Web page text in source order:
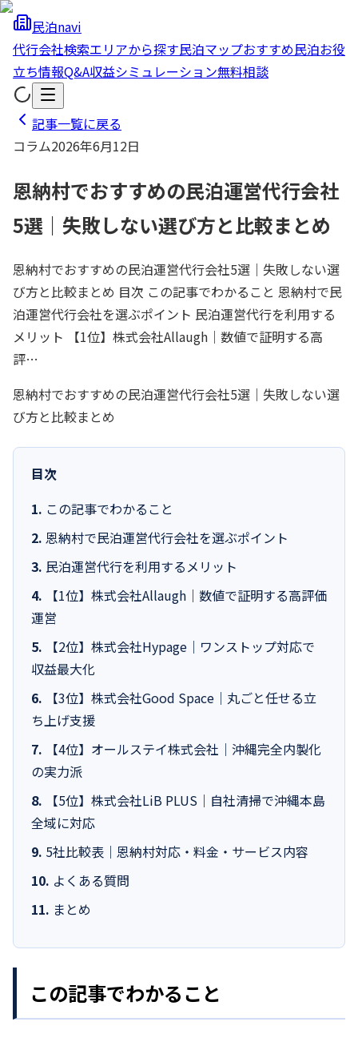
民泊navi
代行会社検索エリアから探す民泊マップおすすめ民泊お役
立ち情報Q&A収益シミュレーション無料相談
記事一覧に戻る
コラム2026年6月12日
恩納村でおすすめの民泊運営代行会社
5選｜失敗しない選び方と比較まとめ
恩納村でおすすめの民泊運営代行会社5選｜失敗しない選
び方と比較まとめ 目次 この記事でわかること 恩納村で民
泊運営代行会社を選ぶポイント 民泊運営代行を利用する
メリット 【1位】株式会社Allaugh｜数値で証明する高
評…
恩納村でおすすめの民泊運営代行会社5選｜失敗しない選
び方と比較まとめ
目次
この記事でわかること
恩納村で民泊運営代行会社を選ぶポイント
民泊運営代行を利用するメリット
【1位】株式会社Allaugh｜数値で証明する高評価
運営
【2位】株式会社Hypage｜ワンストップ対応で
収益最大化
【3位】株式会社Good Space｜丸ごと任せる立
ち上げ支援
【4位】オールステイ株式会社｜沖縄完全内製化
の実力派
【5位】株式会社LiB PLUS｜自社清掃で沖縄本島
全域に対応
5社比較表｜恩納村対応・料金・サービス内容
よくある質問
まとめ
この記事でわかること